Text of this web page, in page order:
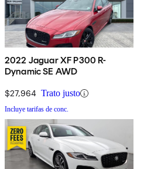
2022 Jaguar XF P300 R-
Dynamic SE AWD
$27,964 Trato justo
Incluye tarifas de conc.